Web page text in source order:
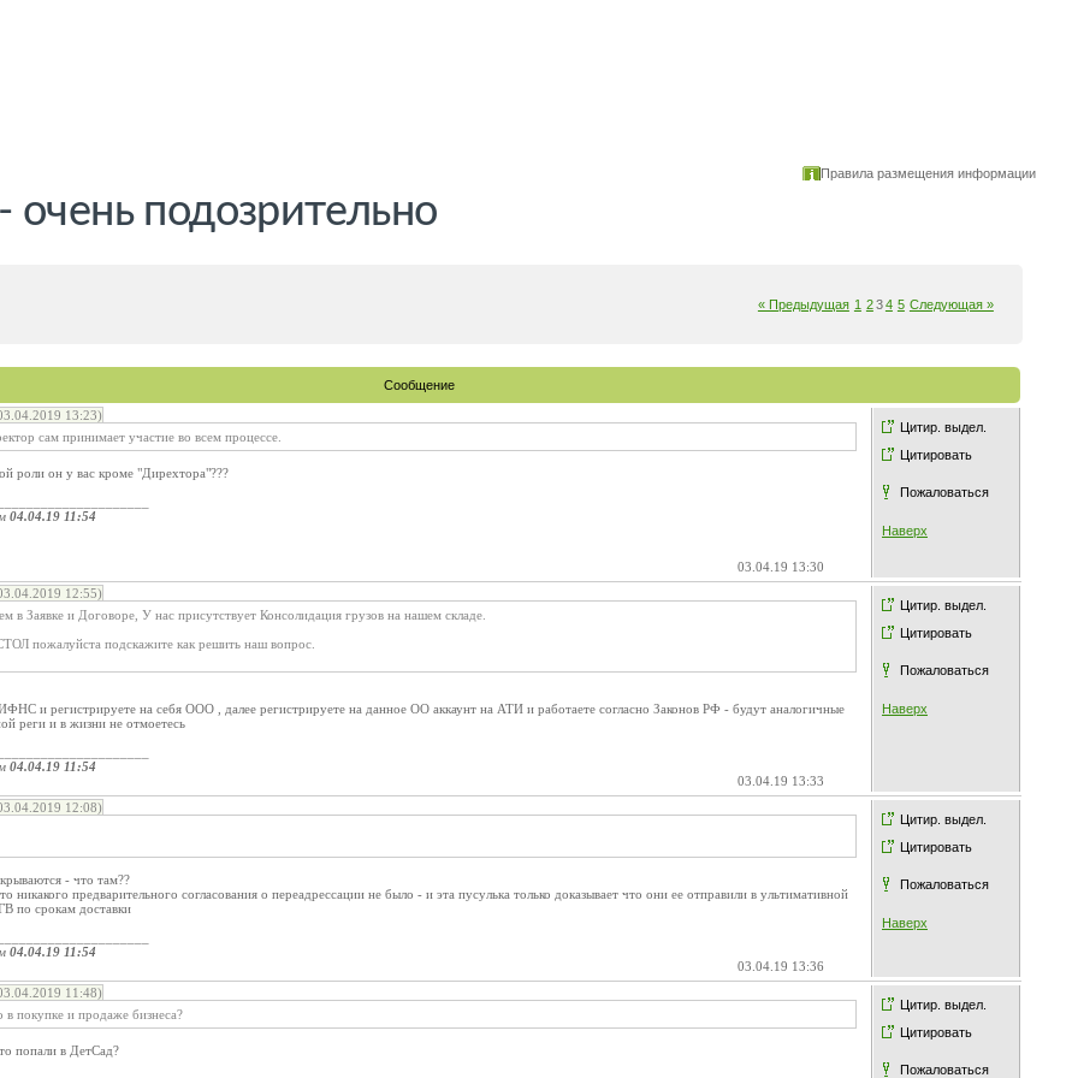
Правила размещения информации
подозрительно
« Предыдущая 1 234 5 Следующая »
Сообщение
Цитир. выдел.
Цитировать
Пожаловаться
Наверх
13:23)
сам принимает участие во всем процессе.
роли он у вас кроме "Дирехтора"???
04.04.19 11:54
03.04.19 13:30
Цитир. выдел.
Цитировать
Пожаловаться
Наверх
12:55)
Заявке и Договоре, У нас присутствует Консолидация грузов на нашем складе.
пожалуйста подскажите как решить наш вопрос.
и регистрируете на себя ООО , далее регистрируете на данное ОО аккаунт на АТИ и работаете согласно Законов РФ - будут аналогичные
реги и в жизни не отмоетесь
04.04.19 11:54
03.04.19 13:33
Цитир. выдел.
Цитировать
Пожаловаться
Наверх
12:08)
- что там??
никакого предварительного согласования о переадрессации не было - и эта пусулька только доказывает что они ее отправили в ультимативной
по срокам доставки
04.04.19 11:54
03.04.19 13:36
Цитир. выдел.
Цитировать
Пожаловаться
11:48)
в покупке и продаже бизнеса?
попали в ДетСад?